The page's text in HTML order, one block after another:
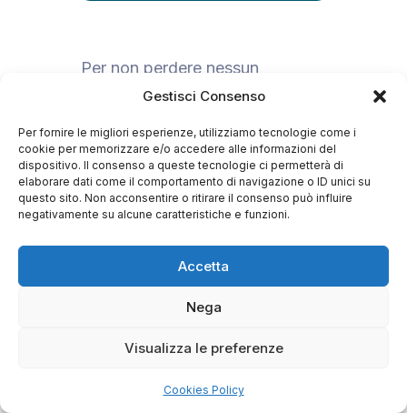
Gestisci Consenso
Per fornire le migliori esperienze, utilizziamo tecnologie come i
cookie per memorizzare e/o accedere alle informazioni del
dispositivo. Il consenso a queste tecnologie ci permetterà di
elaborare dati come il comportamento di navigazione o ID unici su
questo sito. Non acconsentire o ritirare il consenso può influire
negativamente su alcune caratteristiche e funzioni.
Accetta
Nega
Visualizza le preferenze
Cookies Policy
Per non perdere nessun
aggiornamento, invia un’email
chiedi di iscriverti alla newsletter
del Congresso.
© Copyright 2026 AIM Group International – All Rights
Reserved. | AIM Italy – VAT IT00943621003 |